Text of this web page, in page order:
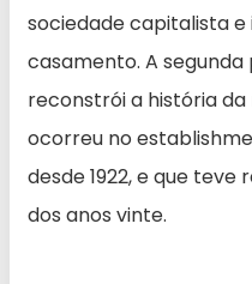
sociedade capitalista
casamento. A
reconstrói a história da
ocorreu no
desde 1922, e que teve
dos anos vinte.